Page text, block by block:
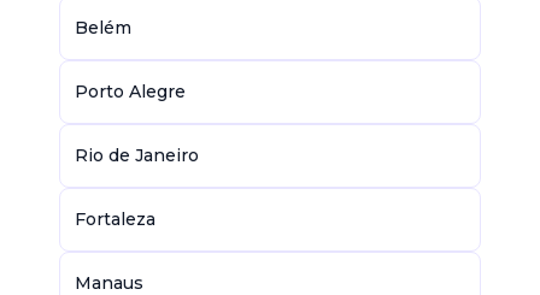
Belém
Porto Alegre
Rio de Janeiro
Fortaleza
Manaus